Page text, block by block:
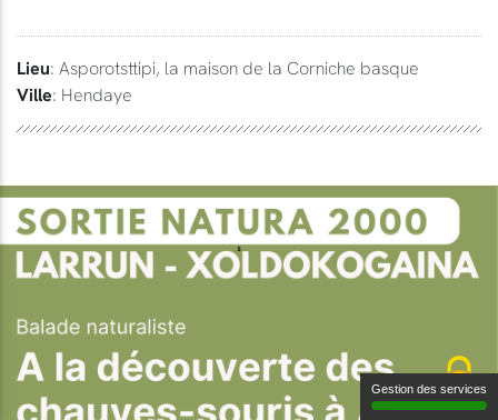
Lieu: Asporotsttipi, la maison de la Corniche basque
Ville: Hendaye
Gestion des services